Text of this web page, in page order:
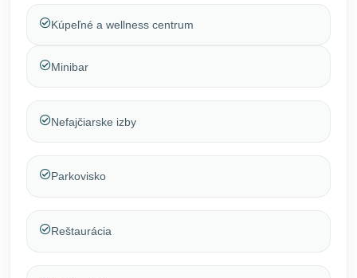
Kúpeľné a wellness centrum
Minibar
Nefajčiarske izby
Parkovisko
Reštaurácia